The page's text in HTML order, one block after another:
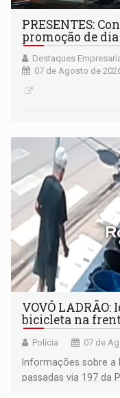
PRESENTES:
promoção de
Destaques
07 de Agosto de
VOVÔ
bicicleta na
Polícia 07 de
Informações sobre
passadas via 197 da